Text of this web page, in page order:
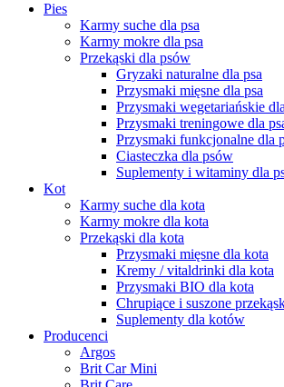
Pies
Karmy suche dla psa
Karmy mokre dla psa
Przekąski dla psów
Gryzaki naturalne dla psa
Przysmaki mięsne dla psa
Przysmaki wegetariańskie
Przysmaki treningowe dla
Przysmaki funkcjonalne dla
Ciasteczka dla psów
Suplementy i witaminy dla
Kot
Karmy suche dla kota
Karmy mokre dla kota
Przekąski dla kota
Przysmaki mięsne dla kota
Kremy / vitaldrinki dla kota
Przysmaki BIO dla kota
Chrupiące i suszone
Suplementy dla kotów
Producenci
Argos
Brit Car Mini